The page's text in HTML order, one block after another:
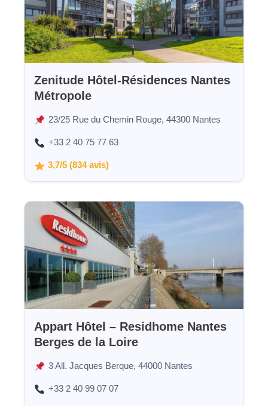
Zenitude Hôtel-Résidences Nantes
Métropole
23/25 Rue du Chemin Rouge, 44300 Nantes
+33 2 40 75 77 63
3,7/5 (834 avis)
Appart Hôtel – Residhome Nantes
Berges de la Loire
3 All. Jacques Berque, 44000 Nantes
+33 2 40 99 07 07